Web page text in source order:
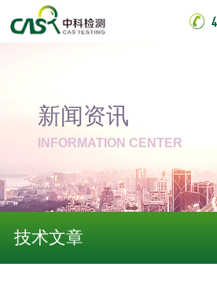
新闻资讯
INFORMATION CENTER
技术文章
成分分析配方研发
消毒产品备案